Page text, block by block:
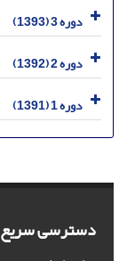
دوره 3 (1393)
دوره 2 (1392)
دوره 1 (1391)
دسترسی سریع